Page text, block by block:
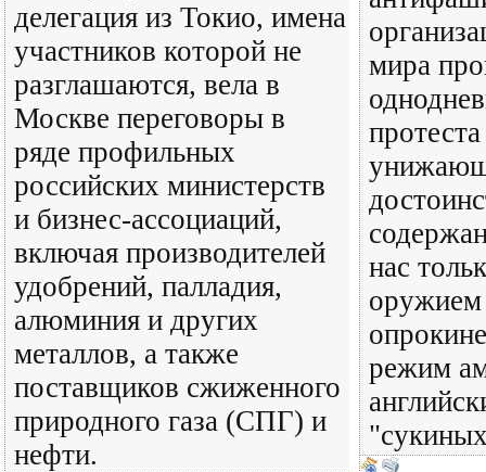
делегация из Токио, имена
участников которой не
разглашаются, вела в
Москве переговоры в
ряде профильных
российских министерств
и бизнес-ассоциаций,
включая производителей
удобрений, палладия,
алюминия и других
металлов, а также
поставщиков сжиженного
природного газа (СПГ) и
нефти.
мира
нас
оружием
режим